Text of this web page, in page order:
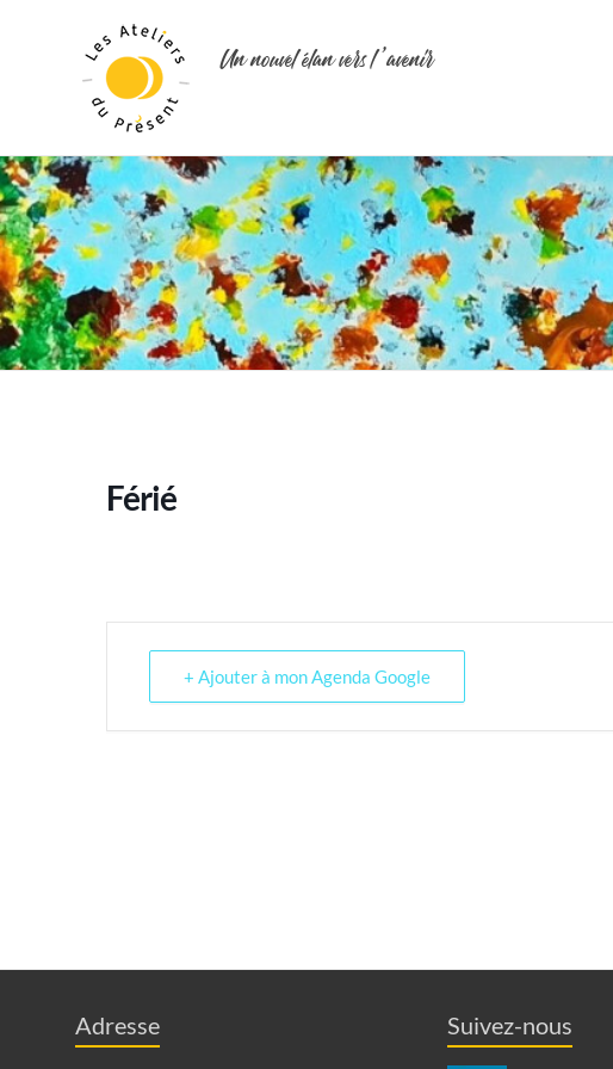
Un nouvel élan vers l ’avenir
Férié
+ Ajouter à mon Agenda Google
Adresse Suivez-nous